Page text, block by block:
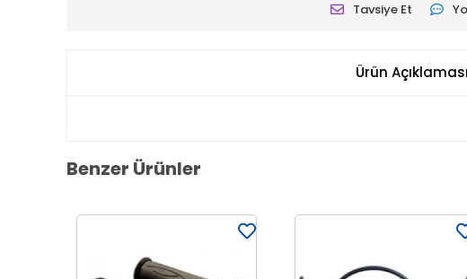
Tavsiye Et
Ürün Açıklaması
Benzer Ürünler